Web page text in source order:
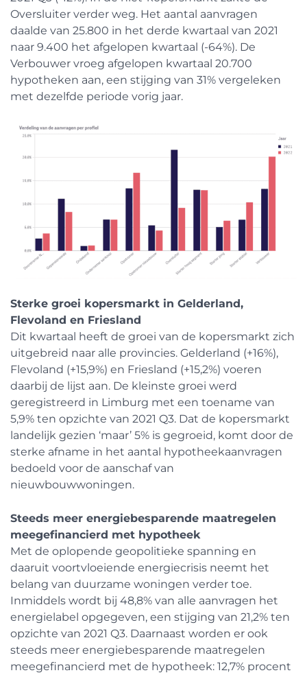
Oversluiter verder weg. Het aantal aanvragen
daalde van 25.800 in het derde kwartaal van 2021
naar 9.400 het afgelopen kwartaal (-64%). De
Verbouwer vroeg afgelopen kwartaal 20.700
hypotheken aan, een stijging van 31% vergeleken
met dezelfde periode vorig jaar.
Sterke groei kopersmarkt in Gelderland,
Flevoland en Friesland
Dit kwartaal heeft de groei van de kopersmarkt zich
uitgebreid naar alle provincies. Gelderland (+16%),
Flevoland (+15,9%) en Friesland (+15,2%) voeren
daarbij de lijst aan. De kleinste groei werd
geregistreerd in Limburg met een toename van
5,9% ten opzichte van 2021 Q3. Dat de kopersmarkt
landelijk gezien ‘maar’ 5% is gegroeid, komt door de
sterke afname in het aantal hypotheekaanvragen
bedoeld voor de aanschaf van
nieuwbouwwoningen.
Steeds meer energiebesparende maatregelen
meegefinancierd met hypotheek
Met de oplopende geopolitieke spanning en
daaruit voortvloeiende energiecrisis neemt het
belang van duurzame woningen verder toe.
Inmiddels wordt bij 48,8% van alle aanvragen het
energielabel opgegeven, een stijging van 21,2% ten
opzichte van 2021 Q3. Daarnaast worden er ook
steeds meer energiebesparende maatregelen
meegefinancierd met de hypotheek: 12,7% procent